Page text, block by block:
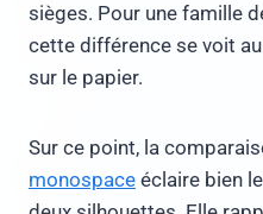
sièges. Pour une famille
cette différence se voit
sur le papier.
Sur ce point, la
monospace éclaire bien